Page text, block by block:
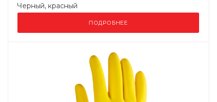
Черный, красный
ПОДРОБНЕЕ